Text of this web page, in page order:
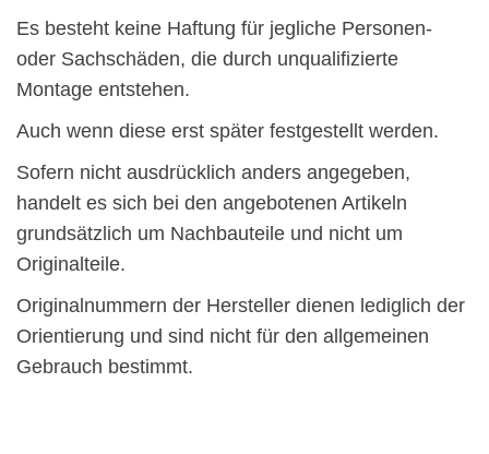
Es besteht keine Haftung für jegliche Personen-
oder Sachschäden, die durch unqualifizierte
Montage entstehen.
Auch wenn diese erst später festgestellt werden.
Sofern nicht ausdrücklich anders angegeben,
handelt es sich bei den angebotenen Artikeln
grundsätzlich um Nachbauteile und nicht um
Originalteile.
Originalnummern der Hersteller dienen lediglich der
Orientierung und sind nicht für den allgemeinen
Gebrauch bestimmt.